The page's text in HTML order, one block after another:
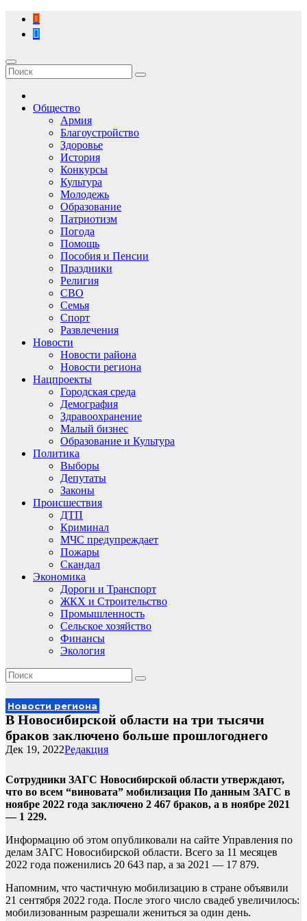
Перейти
содержимому
Общество
Армия
Благоустройство
Здоровье
История
Конкурсы
Культура
Молодежь
Образование
Патриотизм
Погода
Помощь
Пособия и Пенсии
Праздники
Религия
СВО
Семья
Спорт
Развлечения
Новости
Новости района
Новости региона
Нацпроекты
Городская среда
Демография
Здравоохранение
Малый бизнес
Образование и Культура
Политика
Выборы
Депутаты
Законы
Происшествия
ДТП
Криминал
МЧС предупреждает
Пожары
Скандал
Экономика
Дороги и Транспорт
ЖКХ и Строительство
Промышленность
Сельское хозяйство
Финансы
Экология
Новости региона
В Новосибирской области на три тысячи
браков заключено больше прошлогоднего
Редакция
Дек 19, 2022
Сотрудники ЗАГС Новосибирской области утверждают,
что во всем “виновата” мобилизация По данным ЗАГС в
ноябре 2022 года заключено 2 467 браков, а в ноябре 2021
— 1 229.
Информацию об этом опубликовали на сайте Управления по
делам ЗАГС Новосибирской области. Всего за 11 месяцев
2022 года поженились 20 643 пар, а за 2021 — 17 879.
Напомним, что частичную мобилизацию в стране объявили
21 сентября 2022 года. После этого число свадеб увеличилось:
мобилизованным разрешали жениться за один день.